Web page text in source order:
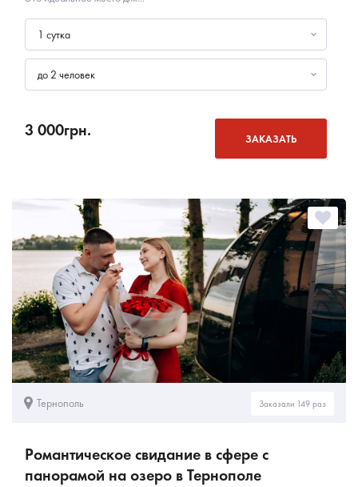
1 сутка
до 2 человек
3 000грн. ЗАКАЗАТЬ
Тернополь Заказали 149 раз
Романтическое свидание в сфере с
панорамой на озеро в Тернополе